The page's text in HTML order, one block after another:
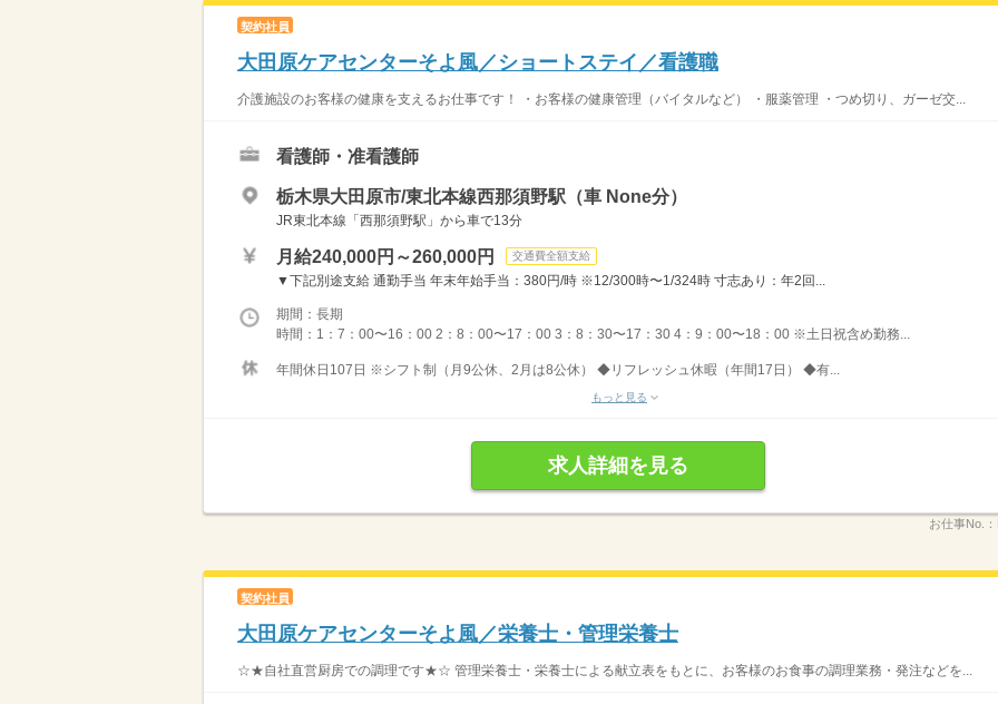
契約社員
大田原ケアセンターそよ風／ショートステイ／看護職
介護施設のお客様の健康を支えるお仕事です！ ・お客様の健康管理（バイタルなど） ・服薬管理 ・つめ切り、ガーゼ交...
看護師・准看護師
栃木県大田原市/東北本線西那須野駅（車 None分）
JR東北本線「西那須野駅」から車で13分
月給240,000円～260,000円 交通費全額支給
▼下記別途支給 通勤手当 年末年始手当：380円/時 ※12/300時〜1/324時 寸志あり：年2回...
期間：長期
時間：1：7：00〜16：00 2：8：00〜17：00 3：8：30〜17：30 4：9：00〜18：00 ※土日祝含め勤務...
年間休日107日 ※シフト制（月9公休、2月は8公休） ◆リフレッシュ休暇（年間17日） ◆有...
もっと見る
求人詳細を見る
お仕事No.：
契約社員
大田原ケアセンターそよ風／栄養士・管理栄養士
☆★自社直営厨房での調理です★☆ 管理栄養士・栄養士による献立表をもとに、お客様のお食事の調理業務・発注などを...